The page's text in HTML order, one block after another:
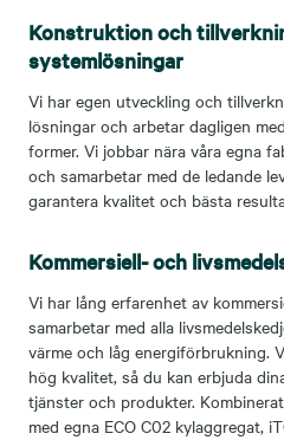
Konstruktion och
systemlösningar
Vi har egen utveckling och
lösningar och arbetar dagligen
former. Vi jobbar nära våra egna
och samarbetar med de ledande
garantera kvalitet och bästa
Kommersiell- och
Vi har lång erfarenhet av
samarbetar med alla
värme och låg energiförbrukning.
hög kvalitet, så du kan erbjuda
tjänster och produkter.
med egna ECO C02 kylaggregat,